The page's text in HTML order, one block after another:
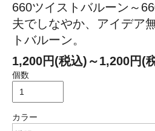
660ツイストバルーン～
夫でしなやか、アイデア
トバルーン。
1,200円(税込)～1,200円(
個数
カラー